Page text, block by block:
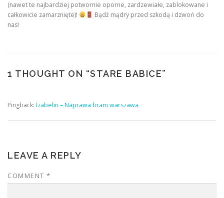
(nawet te najbardziej potwornie oporne, zardzewiałe, zablokowane i
całkowicie zamarznięte)!
Bądź mądry przed szkodą i dzwoń do
nas!
1 THOUGHT ON “STARE BABICE”
Pingback: Izabelin – Naprawa bram warszawa
LEAVE A REPLY
COMMENT *